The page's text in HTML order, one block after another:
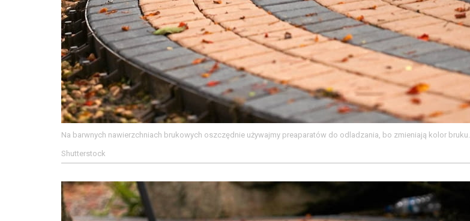
Na barwnych nawierzchniach brukowych oszczędnie używajmy preaparatów do odladzania, bo zmieniają kolor bruku.
Shutterstock